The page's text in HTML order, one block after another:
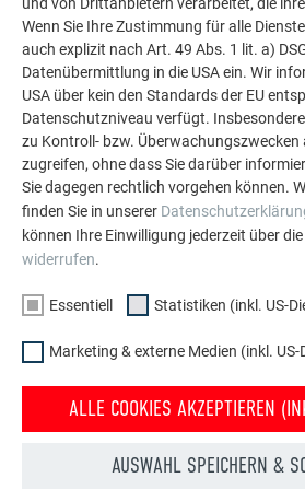
Aluminium eingesetzt werden
weitere beeindruckende Projekte
PREFA Aluminiumlösungen für
Fassade.
MEHR REFERENZEN ANSEHEN
Wenn Sie Ihre Zustimmung für alle
auch explizit nach Art. 49 Abs. 1 lit. a)
Datenübermittlung in die USA ein. Wir
USA über kein den Standards der EU
Datenschutzniveau verfügt.
zu Kontroll- bzw. Überwachungszwecken
zugreifen, ohne dass Sie darüber
Sie dagegen rechtlich vorgehen können.
finden Sie in unserer
können Ihre Einwilligung jederzeit über die
widerrufen.
Essentiell Statistiken (inkl. US-
Marketing & externe Medien (inkl. US-
ALLE COOKIES AKZEPTIEREN
AUSWAHL SPEICHERN &